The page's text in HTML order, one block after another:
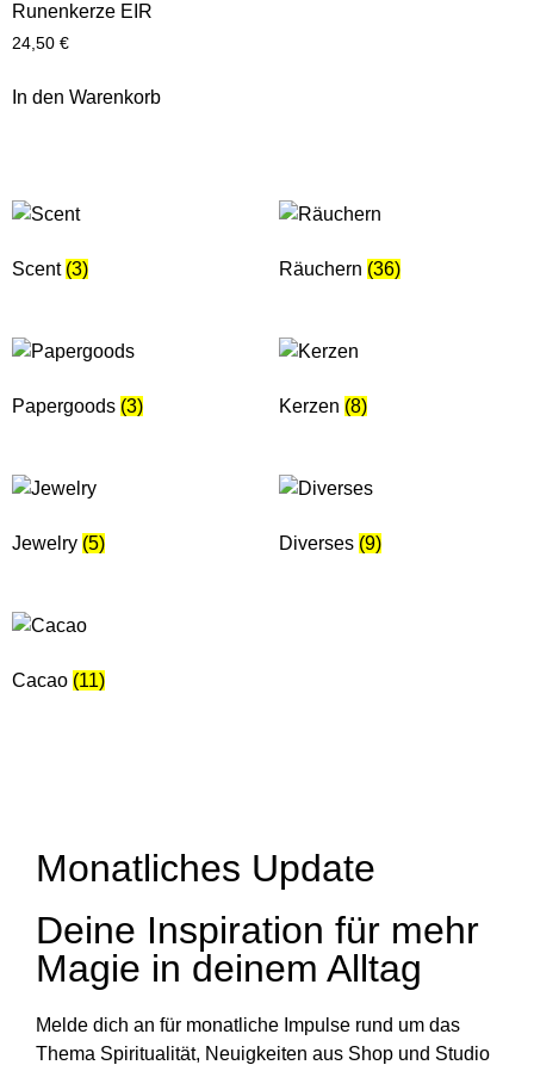
Runenkerze EIR
24,50 €
In den Warenkorb
Scent (3) Räuchern (36)
Papergoods (3) Kerzen (8)
Jewelry (5) Diverses (9)
Cacao (11)
Monatliches Update
Deine Inspiration für mehr
Magie in deinem Alltag
Melde dich an für monatliche Impulse rund um das
Thema Spiritualität, Neuigkeiten aus Shop und Studio